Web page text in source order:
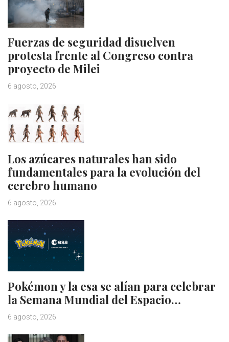
Fuerzas de seguridad disuelven
protesta frente al Congreso contra
proyecto de Milei
6 agosto, 2026
Los azúcares naturales han sido
fundamentales para la evolución del
cerebro humano
6 agosto, 2026
Pokémon y la esa se alían para celebrar
la Semana Mundial del Espacio…
6 agosto, 2026